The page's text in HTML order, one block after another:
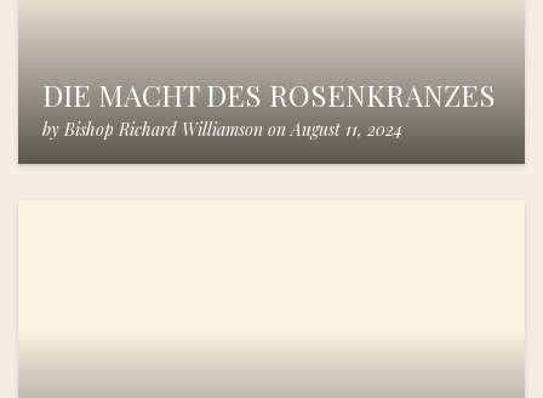
DIE MACHT DES ROSENKRANZES
by Bishop Richard Williamson onAugust 11, 2024